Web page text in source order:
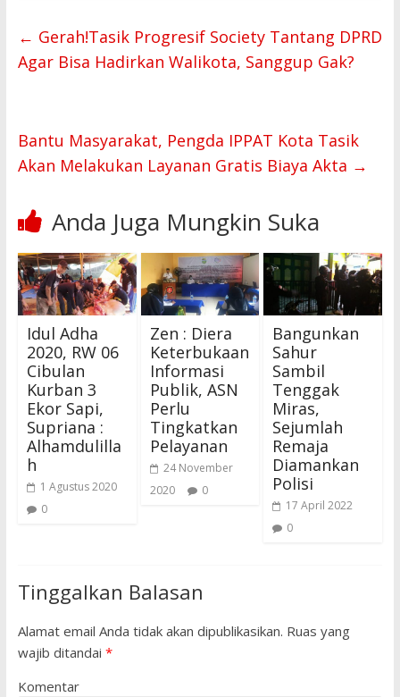
b
o
l s
A
e
← Gerah!Tasik Progresif Society Tantang DPRD
Agar Bisa Hadirkan Walikota, Sanggup Gak?
Bantu Masyarakat, Pengda IPPAT Kota Tasik
Akan Melakukan Layanan Gratis Biaya Akta →
Anda Juga Mungkin Suka
Idul Adha
2020, RW 06
Cibulan
Kurban 3
Ekor Sapi,
Supriana :
Alhamdulilla
h
1 Agustus 2020
0
Zen : Diera
Keterbukaan
Informasi
Publik, ASN
Perlu
Tingkatkan
Pelayanan
24 November
2020
0
Bangunkan
Sahur
Sambil
Tenggak
Miras,
Sejumlah
Remaja
Diamankan
Polisi
17 April 2022
0
Tinggalkan Balasan
Alamat email Anda tidak akan dipublikasikan. Ruas yang
wajib ditandai *
Komentar